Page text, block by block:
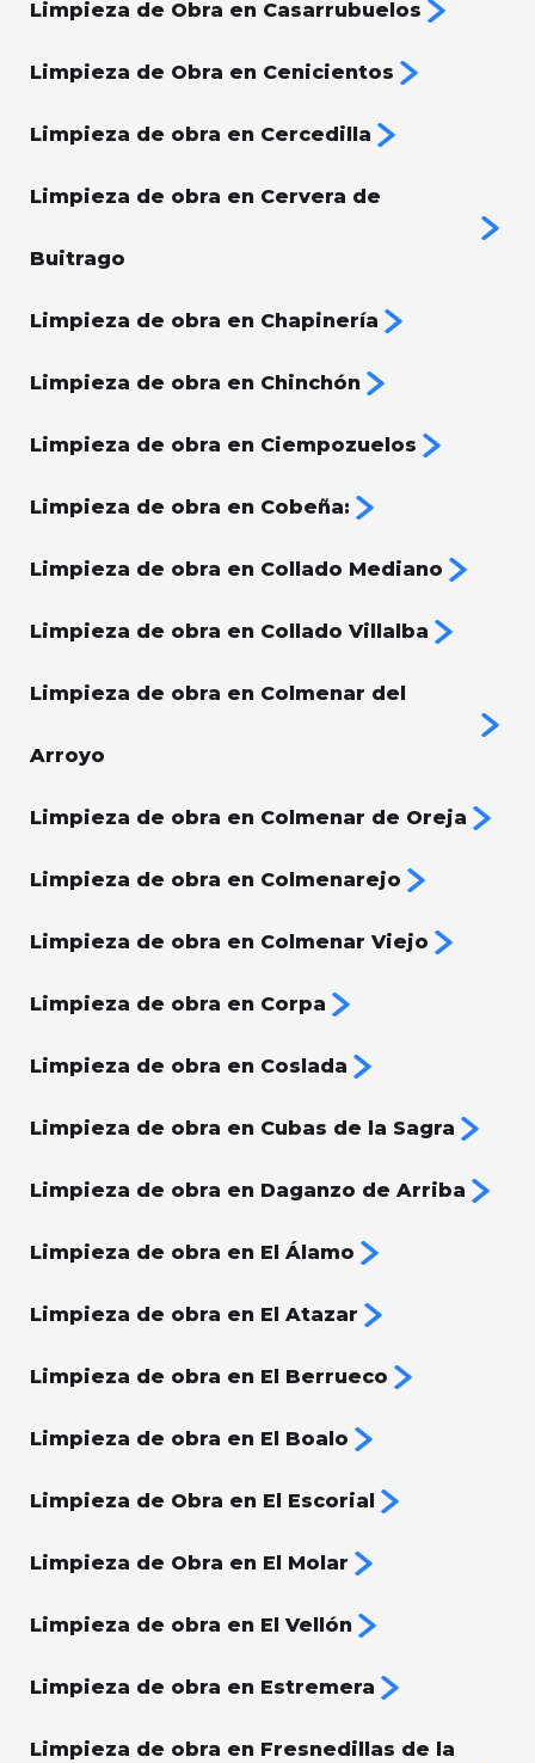
Limpieza de Obra en Casarrubuelos
Limpieza de Obra en Cenicientos
Limpieza de obra en Cercedilla
Limpieza de obra en Cervera de
Buitrago
Limpieza de obra en Chapinería
Limpieza de obra en Chinchón
Limpieza de obra en Ciempozuelos
Limpieza de obra en Cobeña:
Limpieza de obra en Collado Mediano
Limpieza de obra en Collado Villalba
Limpieza de obra en Colmenar del
Arroyo
Limpieza de obra en Colmenar de Oreja
Limpieza de obra en Colmenarejo
Limpieza de obra en Colmenar Viejo
Limpieza de obra en Corpa
Limpieza de obra en Coslada
Limpieza de obra en Cubas de la Sagra
Limpieza de obra en Daganzo de Arriba
Limpieza de obra en El Álamo
Limpieza de obra en El Atazar
Limpieza de obra en El Berrueco
Limpieza de obra en El Boalo
Limpieza de Obra en El Escorial
Limpieza de Obra en El Molar
Limpieza de obra en El Vellón
Limpieza de obra en Estremera
Limpieza de obra en Fresnedillas de la